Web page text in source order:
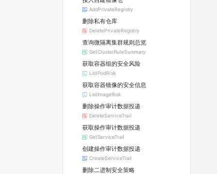
AddPrivateRegistry
删除私有仓库
DeletePrivateRegistry
查询微隔离集群规则总览
GetClusterRuleSummary
获取容器组的安全风险
ListPodRisk
获取容器镜像的安全信息
ListImageRisk
删除操作审计数据投递
DeleteServiceTrail
获取操作审计数据投递
GetServiceTrail
创建操作审计数据投递
CreateServiceTrail
删除二进制安全策略